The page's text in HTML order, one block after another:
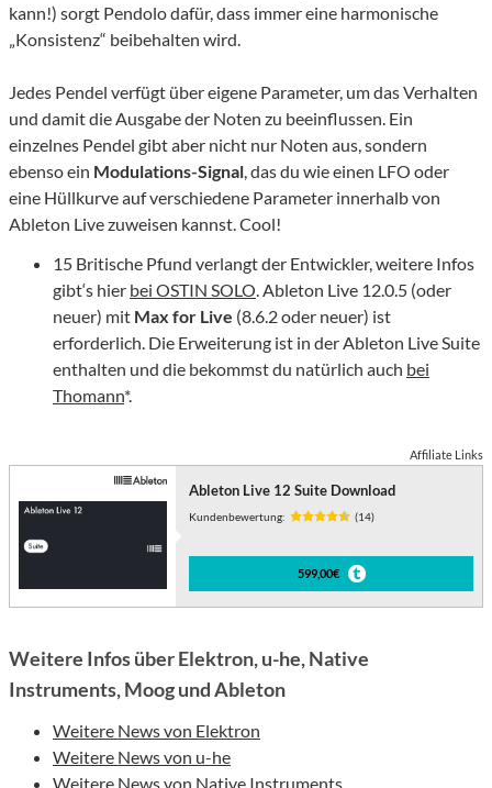
kann!) sorgt Pendolo dafür, dass immer eine harmonische
„Konsistenz“ beibehalten wird.
Jedes Pendel verfügt über eigene Parameter, um das Verhalten
und damit die Ausgabe der Noten zu beeinflussen. Ein
einzelnes Pendel gibt aber nicht nur Noten aus, sondern
ebenso ein Modulations-Signal, das du wie einen LFO oder
eine Hüllkurve auf verschiedene Parameter innerhalb von
Ableton Live zuweisen kannst. Cool!
15 Britische Pfund verlangt der Entwickler, weitere Infos
gibt‘s hier bei OSTIN SOLO. Ableton Live 12.0.5 (oder
neuer) mit Max for Live (8.6.2 oder neuer) ist
erforderlich. Die Erweiterung ist in der Ableton Live Suite
enthalten und die bekommst du natürlich auch bei
Thomann*.
Affiliate Links
Ableton Live 12 Suite Download
Kundenbewertung: (14)
599,00€
Weitere Infos über Elektron, u-he, Native
Instruments, Moog und Ableton
Weitere News von Elektron
Weitere News von u-he
Weitere News von Native Instruments